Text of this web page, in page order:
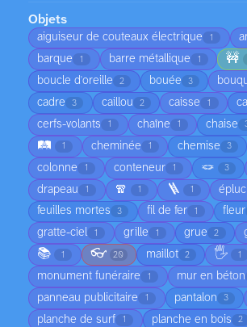
Objets
aiguiseur de couteaux électrique 1
barque 1 barre métallique 1 🚧
boucle d'oreille 2 bouée 3
cadre 3 caillou 2 caisse 1
cerfs-volants 1 chaîne 1 chaise
🛤️ 1 cheminée 1 chemise 3
colonne 1 conteneur 1 🪢 3
drapeau 1 🧣 1 🪜 1
feuilles mortes 3 fil de fer 1 fleur
gratte-ciel 1 grille 1 grue 2
📚 1 👓 20 maillot 2 🖐️ 1
monument funéraire 1 mur en béton
panneau publicitaire 1 pantalon 3
planche de surf 1 planche en bois 2